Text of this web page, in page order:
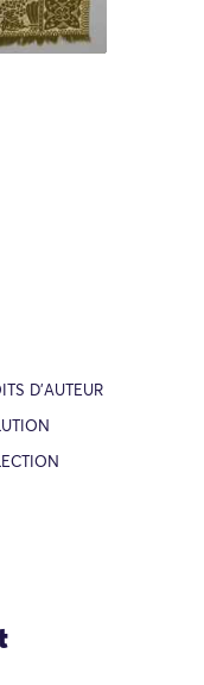
D’AUTEUR